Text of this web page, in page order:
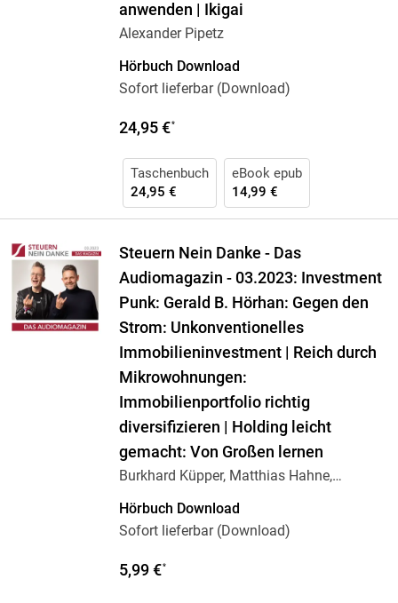
anwenden | Ikigai
Alexander Pipetz
Hörbuch Download
Sofort lieferbar (Download)
24,95 €*
Taschenbuch
24,95 €
eBook epub
14,99 €
Steuern Nein Danke - Das
Audiomagazin - 03.2023: Investment
Punk: Gerald B. Hörhan: Gegen den
Strom: Unkonventionelles
Immobilieninvestment | Reich durch
Mikrowohnungen:
Immobilienportfolio richtig
diversifizieren | Holding leicht
gemacht: Von Großen lernen
Burkhard Küpper, Matthias Hahne,
Hörbuch Download
Sofort lieferbar (Download)
5,99 €*